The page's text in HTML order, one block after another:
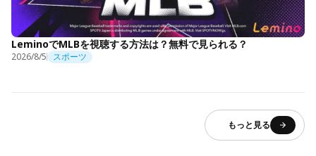
LeminoでMLBを視聴する方法は？無料で見られる？
2026/8/5 スポーツ
もっと見る